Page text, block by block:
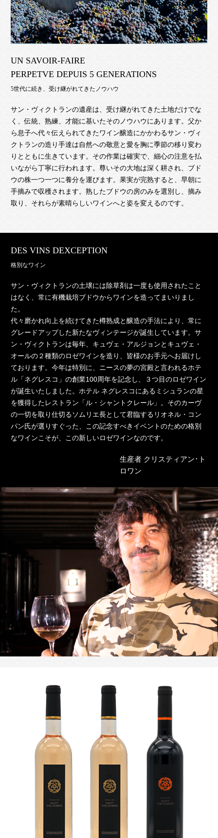
UN SAVOIR-FAIRE
PERPETVE DEPUIS 5 GENERATIONS
5世代に続き、受け継がれてきたノウハウ
サン・ヴィクトランの遺産は、受け継がれてきた土地だけでな
く、伝統、熟練、才能に基いたそのノウハウにあります。父か
ら息子へ代々伝えられてきたワイン醸造にかかわるサン・ヴィ
クトランの造り手達は自然への敬意と愛を胸に季節の移り変わ
りとともに生きています。その作業は確実で、細心の注意を払
いながら丁寧に行われます。尊いその大地は深く耕され、ブド
ウの株一つ一つに養分を運びます。果実が完熟すると、早朝に
手摘みで収穫されます。熟したブドウの房のみを選別し、摘み
取り、それらが素晴らしいワインへと姿を変えるのです。
DES VINS DEXCEPTION
格別なワイン
サン・ヴィクトランの土壌には除草剤は一度も使用されたこと
はなく、常に有機栽培ブドウからワインを造ってまいりまし
た。
代々磨かれ向上を続けてきた樽熟成と醸造の手法により、常に
グレードアップした新たなヴィンテージが誕生しています。サ
ン・ヴィクトランは毎年、キュヴェ・アルジョンとキュヴェ・
オールの２種類のロゼワインを造り、皆様のお手元へお届けし
ております。今年は特別に、ニースの夢の宮殿と言われるホテ
ル「ネグレスコ」の創業100周年を記念し、３つ目のロゼワイン
が誕生いたしました。ホテル ネグレスコにあるミシュランの星
を獲得したレストラン「ル・シャントクレール」。そのカーヴ
の一切を取り仕切るソムリエ長として君臨するリオネル・コン
パン氏が選りすぐった、この記念すべきイベントのための格別
なワインこそが、この新しいロゼワインなのです。
生産者 クリスティアン･ト
ロワン